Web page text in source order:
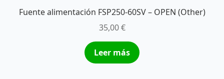
Fuente alimentación FSP250-60SV – OPEN (Other)
35,00€
Leer más